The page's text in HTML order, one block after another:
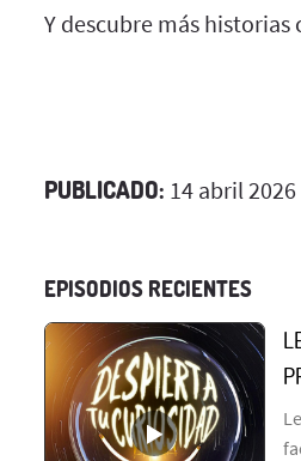
Y descubre más historias
PUBLICADO: 14 abril 2026
EPISODIOS RECIENTES